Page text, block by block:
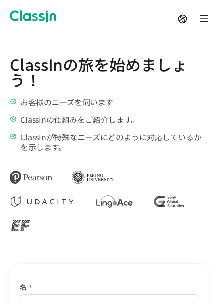
ClassInの旅を始めましょ
う！
お客様のニーズを伺います
ClassInの仕組みをご紹介します。
ClassInが特殊なニーズにどのように対応しているか
を示します。
名 *